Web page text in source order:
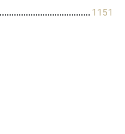
1151